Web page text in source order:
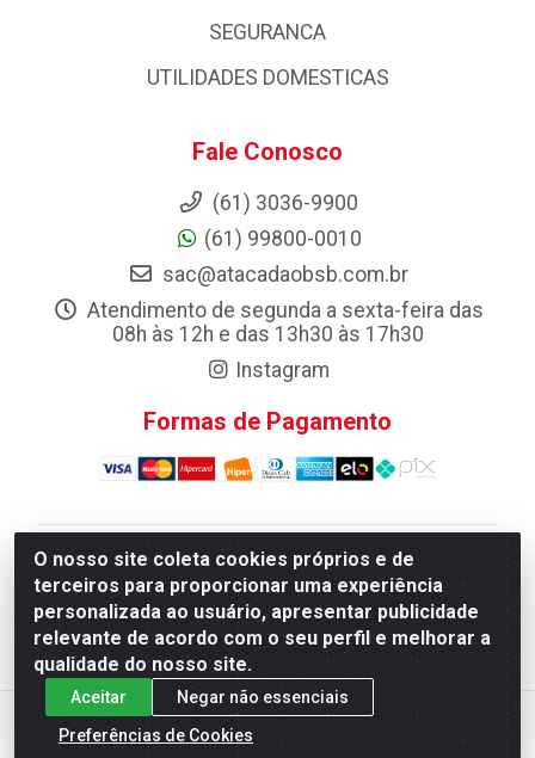
O nosso site coleta cookies próprios e de
terceiros para proporcionar uma experiência
personalizada ao usuário, apresentar publicidade
relevante de acordo com o seu perfil e melhorar a
qualidade do nosso site.
Aceitar
Negar não essenciais
Preferências de Cookies
SEGURANCA
UTILIDADES DOMESTICAS
Fale Conosco
(61) 3036-9900
(61) 99800-0010
sac@atacadaobsb.com.br
Atendimento de segunda a sexta-feira das
08h às 12h e das 13h30 às 17h30
Instagram
Formas de Pagamento
Atacadao da Limpeza F. Pereira Queiroz Comercio e
Distribuicao LTDA - Quadra Qi 10 Lotes 39 e, 41 - Setor
Industrial (Taguatinga), Brasília/DF - CEP 72.135-100 -
CNPJ 13.184.675/0001-80